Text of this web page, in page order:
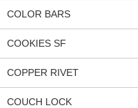
COLOR BARS
COOKIES SF
COPPER RIVET
COUCH LOCK